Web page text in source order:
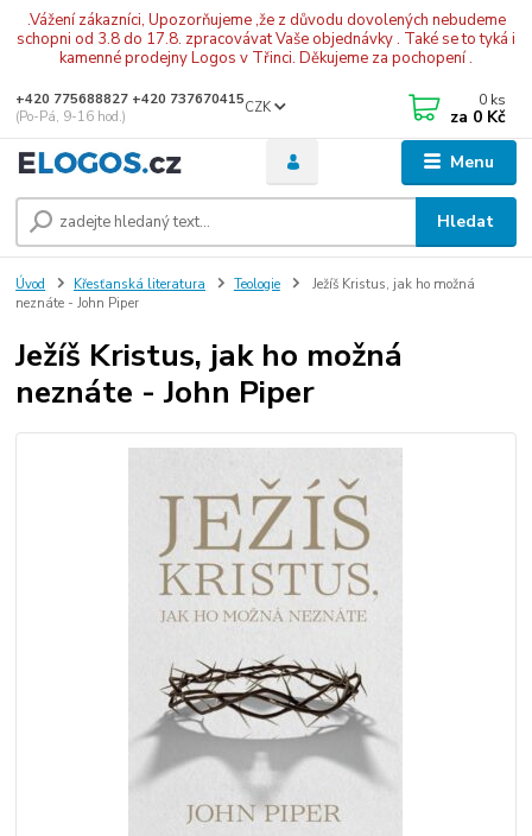
.Vážení zákazníci, Upozorňujeme ,že z důvodu dovolených nebudeme
schopni od 3.8 do 17.8. zpracovávat Vaše objednávky . Také se to tyká i
kamenné prodejny Logos v Třinci. Děkujeme za pochopení .
Menu
CZK
Hledat
+420 775688827 +420 737670415
(Po-Pá, 9-16 hod.)
0 ks
za 0 Kč
Úvod Křesťanská literatura Teologie
Ježíš Kristus, jak ho možná
neznáte - John Piper
Ježíš Kristus, jak ho možná
neznáte - John Piper